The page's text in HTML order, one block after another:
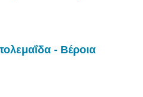
- Βέροια